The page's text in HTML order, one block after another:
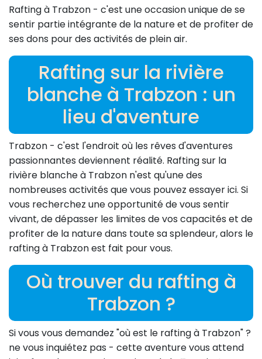
Rafting à Trabzon - c'est une occasion unique de se
sentir partie intégrante de la nature et de profiter de
ses dons pour des activités de plein air.
Rafting sur la rivière
blanche à Trabzon : un
lieu d'aventure
Trabzon - c'est l'endroit où les rêves d'aventures
passionnantes deviennent réalité. Rafting sur la
rivière blanche à Trabzon n'est qu'une des
nombreuses activités que vous pouvez essayer ici. Si
vous recherchez une opportunité de vous sentir
vivant, de dépasser les limites de vos capacités et de
profiter de la nature dans toute sa splendeur, alors le
rafting à Trabzon est fait pour vous.
Où trouver du rafting à
Trabzon ?
Si vous vous demandez "où est le rafting à Trabzon" ?
ne vous inquiétez pas - cette aventure vous attend